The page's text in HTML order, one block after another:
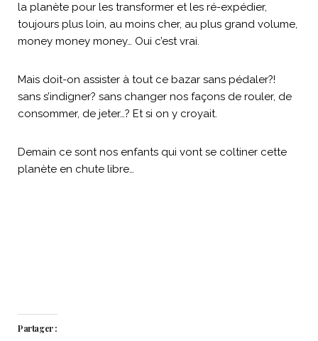
la planète pour les transformer et les ré-expédier,
toujours plus loin, au moins cher, au plus grand volume,
money money money… Oui c’est vrai.
Mais doit-on assister à tout ce bazar sans pédaler?!
sans s’indigner? sans changer nos façons de rouler, de
consommer, de jeter…? Et si on y croyait.
Demain ce sont nos enfants qui vont se coltiner cette
planète en chute libre…
Partager :